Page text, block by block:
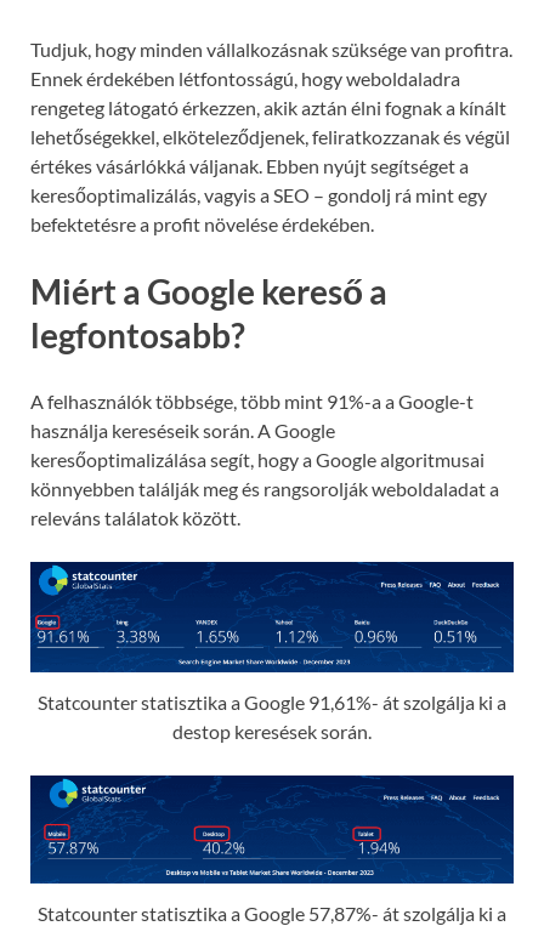
Tudjuk, hogy minden vállalkozásnak szüksége van profitra.
Ennek érdekében létfontosságú, hogy weboldaladra
rengeteg látogató érkezzen, akik aztán élni fognak a kínált
lehetőségekkel, elköteleződjenek, feliratkozzanak és végül
értékes vásárlókká váljanak. Ebben nyújt segítséget a
keresőoptimalizálás, vagyis a SEO – gondolj rá mint egy
befektetésre a profit növelése érdekében.
Miért a Google kereső a
legfontosabb?
A felhasználók többsége, több mint 91%-a a Google-t
használja kereséseik során. A Google
keresőoptimalizálása segít, hogy a Google algoritmusai
könnyebben találják meg és rangsorolják weboldaladat a
releváns találatok között.
Statcounter statisztika a Google 91,61%- át szolgálja ki a
destop keresések során.
Statcounter statisztika a Google 57,87%- át szolgálja ki a